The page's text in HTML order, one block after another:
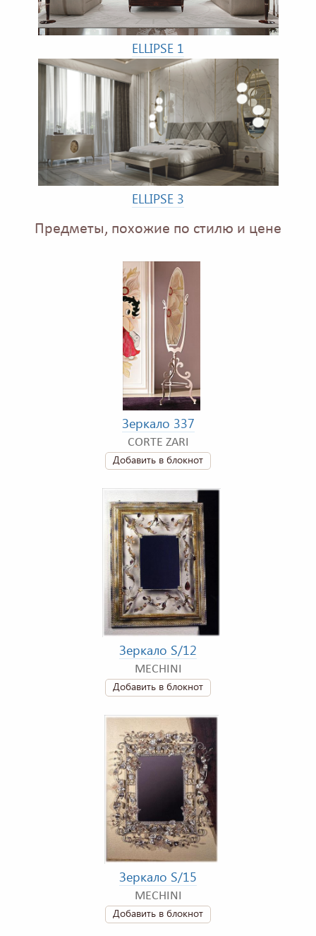
ELLIPSE 1
ELLIPSE 3
Предметы, похожие по стилю и цене
Зеркало 337
CORTE ZARI
Добавить в блокнот
Зеркало S/12
MECHINI
Добавить в блокнот
Зеркало S/15
MECHINI
Добавить в блокнот